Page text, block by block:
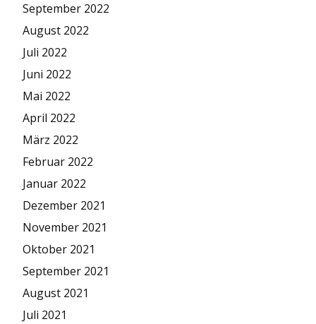
September 2022
August 2022
Juli 2022
Juni 2022
Mai 2022
April 2022
März 2022
Februar 2022
Januar 2022
Dezember 2021
November 2021
Oktober 2021
September 2021
August 2021
Juli 2021